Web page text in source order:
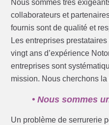
Nous sommes très
collaborateurs et
fournis sont de qualité et
Les entreprises
vingt ans d’expérience
entreprises sont
mission. Nous cherchons
• Nous sommes
Un problème de serrurerie